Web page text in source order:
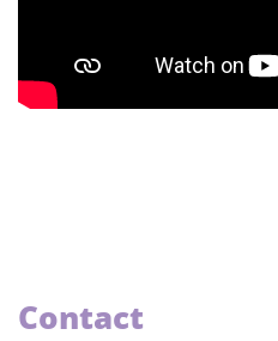
Contact